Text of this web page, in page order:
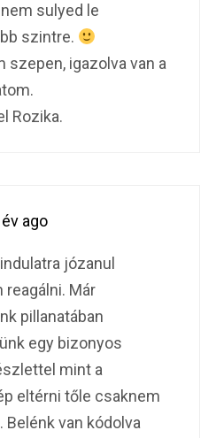
sulyed le
szintre.
szepen, igazolva van a
Rozika.
ago
józanul
reagálni. Már
pillanatában
egy bizonyos
mint a
eltérni tőle csaknem
Belénk van kódolva